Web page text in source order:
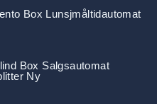
Box Lunsjmåltidautomat
Box Salgsautomat
Ny